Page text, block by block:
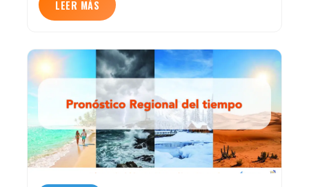
LEER MÁS